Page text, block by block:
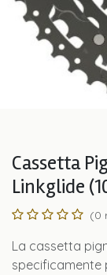
Cassetta
Linkglide
(0
La cassetta
specificamente